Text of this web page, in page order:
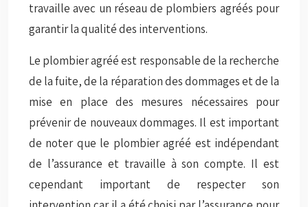
travaille avec un réseau de plombiers agréés pour
garantir la qualité des interventions.
Le plombier agréé est responsable de la recherche
de la fuite, de la réparation des dommages et de la
mise en place des mesures nécessaires pour
prévenir de nouveaux dommages. Il est important
de noter que le plombier agréé est indépendant
de l’assurance et travaille à son compte. Il est
cependant important de respecter son